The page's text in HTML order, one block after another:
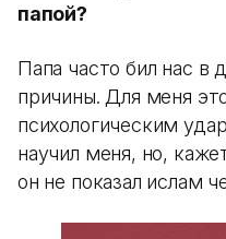
папой?
Папа часто бил нас в
причины. Для меня
психологическим
научил меня, но,
он не показал ислам